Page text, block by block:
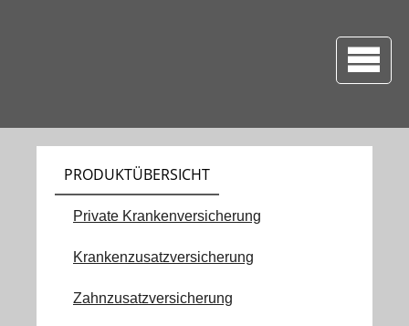
PRODUKTÜBERSICHT
Private Krankenversicherung
Krankenzusatzversicherung
Zahnzusatzversicherung